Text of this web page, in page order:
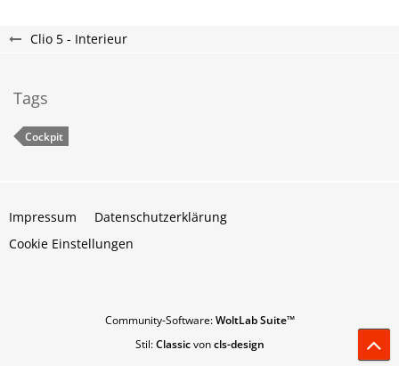
Clio 5 - Interieur
Tags
Cockpit
Impressum
Datenschutzerklärung
Cookie Einstellungen
Community-Software:WoltLab Suite™
Stil:Classicvoncls-design